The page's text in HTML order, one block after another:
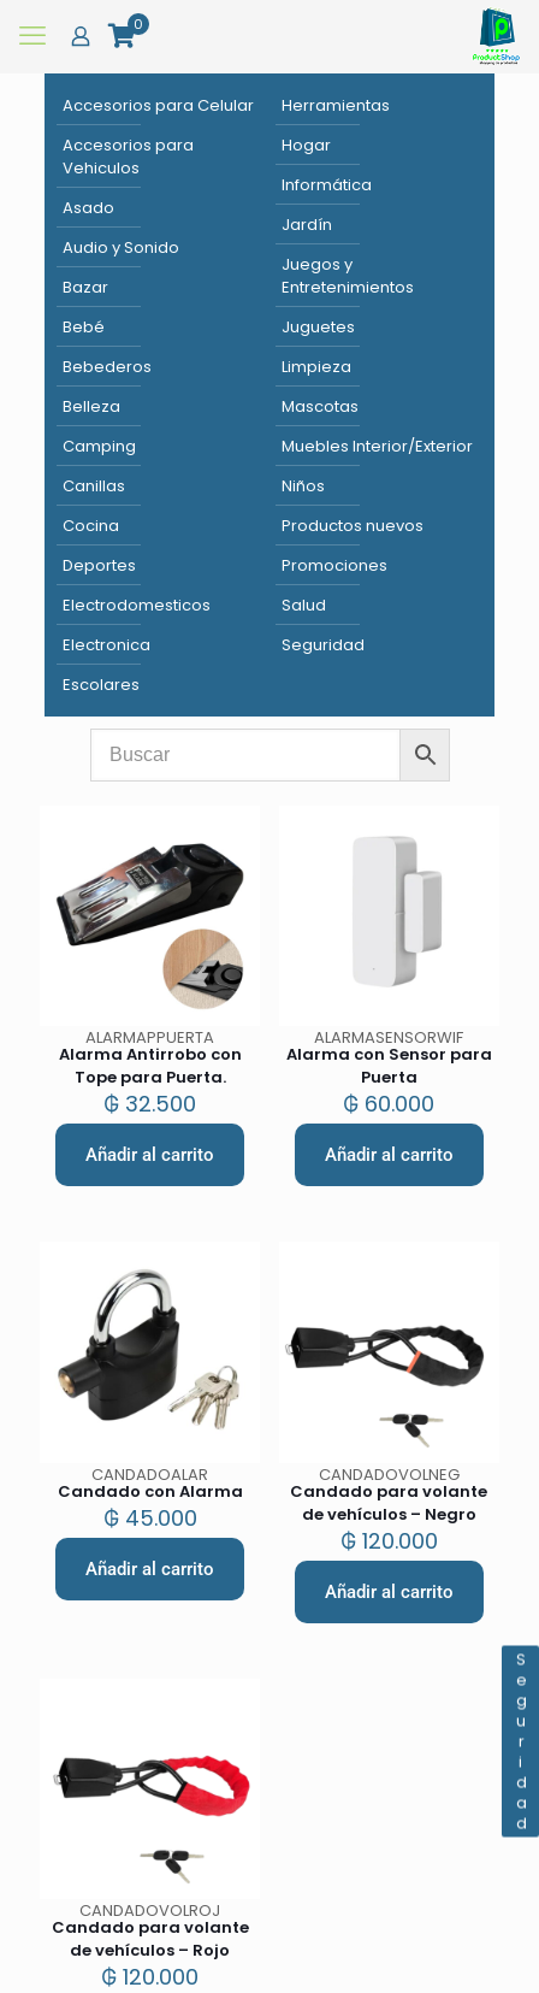
0
Accesorios para Celular
Accesorios para
Vehiculos
Asado
Audio y Sonido
Bazar
Bebé
Bebederos
Belleza
Camping
Canillas
Cocina
Deportes
Electrodomesticos
Electronica
Escolares
Herramientas
Hogar
Informática
Jardín
Juegos y
Entretenimientos
Juguetes
Limpieza
Mascotas
Muebles Interior/Exterior
Niños
Productos nuevos
Promociones
Salud
Seguridad
Seguridad
ALARMAPPUERTA
Alarma Antirrobo con
Tope para Puerta.
₲ 32.500
Añadir al carrito
ALARMASENSORWIF
Alarma con Sensor para
Puerta
₲ 60.000
Añadir al carrito
CANDADOALAR
Candado con Alarma
₲45.000
Añadir al carrito
CANDADOVOLNEG
Candado para volante
de vehículos – Negro
₲120.000
Añadir al carrito
CANDADOVOLROJ
Candado para volante
de vehículos – Rojo
₲ 120.000